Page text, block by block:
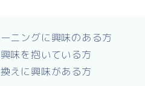
ニングに興味のある方
味を抱いている方
えに興味がある方